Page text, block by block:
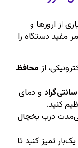
از ارورها و
مفید دستگاه را
از محافظ
و دمای
کنید.
درب یخچال
تمیز کنید تا